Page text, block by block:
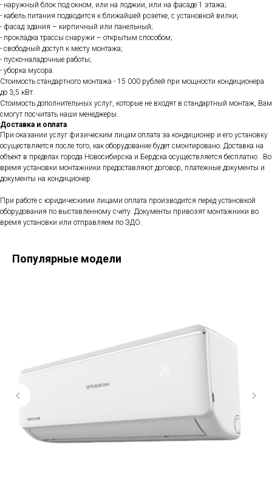
- наружный блок под окном, или на лоджии, или на фасаде 1 этажа;
- кабель питания подводится к ближайшей розетке, с установкой вилки;
- фасад здания – кирпичный или панельный;
- прокладка трассы снаружи – открытым способом;
- свободный доступ к месту монтажа;
- пуско-наладочные работы;
- уборка мусора.
Стоимость стандартного монтажа - 15 000 рублей при мощности кондиционера
до 3,5 кВт.
Стоимость дополнительных услуг, которые не входят в стандартный монтаж, Вам
смогут посчитать наши менеджеры.
Доставка и оплата
При оказании услуг физическим лицам оплата за кондиционер и его установку
осуществляется после того, как оборудование будет смонтировано. Доставка на
объект в пределах города Новосибирска и Бердска осуществляется бесплатно . Во
время установки монтажники предоставляют договор, платежные документы и
документы на кондиционер.
При работе с юридическими лицами оплата производится перед установкой
оборудования по выставленному счету. Документы привозят монтажники во
время установки или отправляем по ЭДО.
Популярные модели